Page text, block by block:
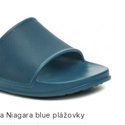
Niagara blue plážovky